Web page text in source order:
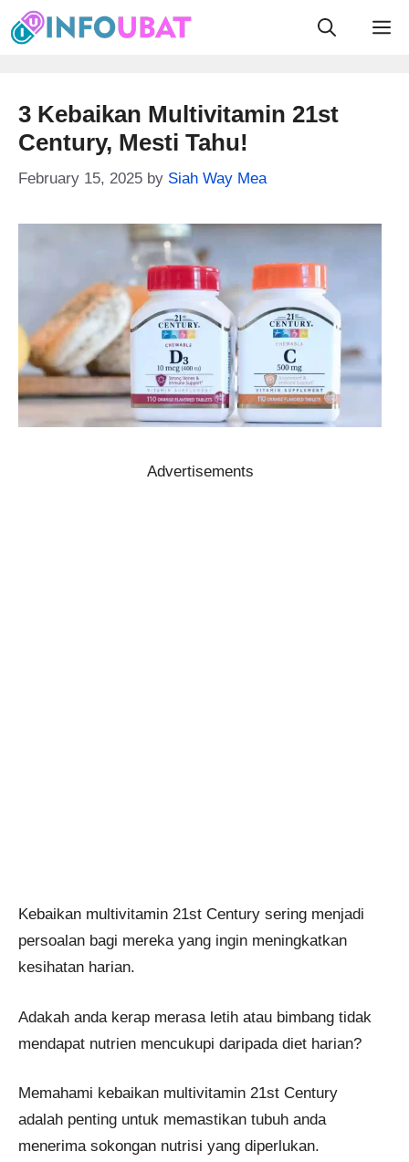
Skip
to
3 Kebaikan Multivitamin 21st
Century, Mesti Tahu!
February 15, 2025 by Siah Way Mea
Advertisements
Kebaikan multivitamin 21st Century sering menjadi
persoalan bagi mereka yang ingin meningkatkan
kesihatan harian.
Adakah anda kerap merasa letih atau bimbang tidak
mendapat nutrien mencukupi daripada diet harian?
Memahami kebaikan multivitamin 21st Century
adalah penting untuk memastikan tubuh anda
menerima sokongan nutrisi yang diperlukan.